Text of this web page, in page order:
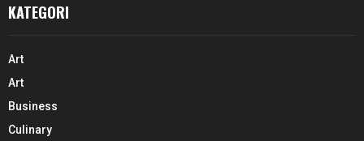
KATEGORI
Art
Art
Business
Culinary